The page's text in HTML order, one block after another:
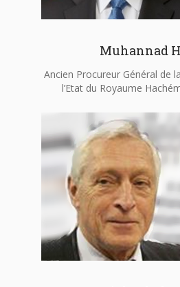
Muhannad
Ancien Procureur Général de
l’Etat du Royaume